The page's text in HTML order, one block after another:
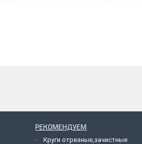
РЕКОМЕНДУЕМ
Круги отрезные,зачистные